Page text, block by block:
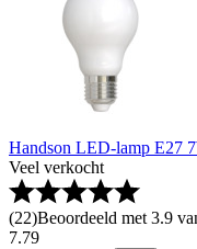
Handson LED-lamp E27
Veel verkocht
(22)Beoordeeld met 3.9
7.79